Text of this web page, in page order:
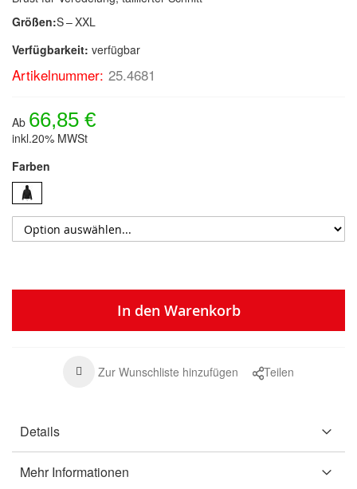
Größen:S – XXL
Verfügbarkeit: verfügbar
Artikelnummer: 25.4681
Ab 66,85 €
inkl.20% MWSt
Farben
In den Warenkorb
Zur Wunschliste hinzufügen Teilen
Details
Mehr Informationen